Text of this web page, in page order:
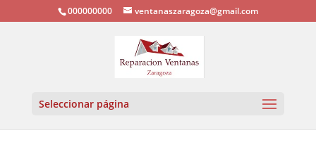
000000000 ventanaszaragoza@gmail.com
Seleccionar página